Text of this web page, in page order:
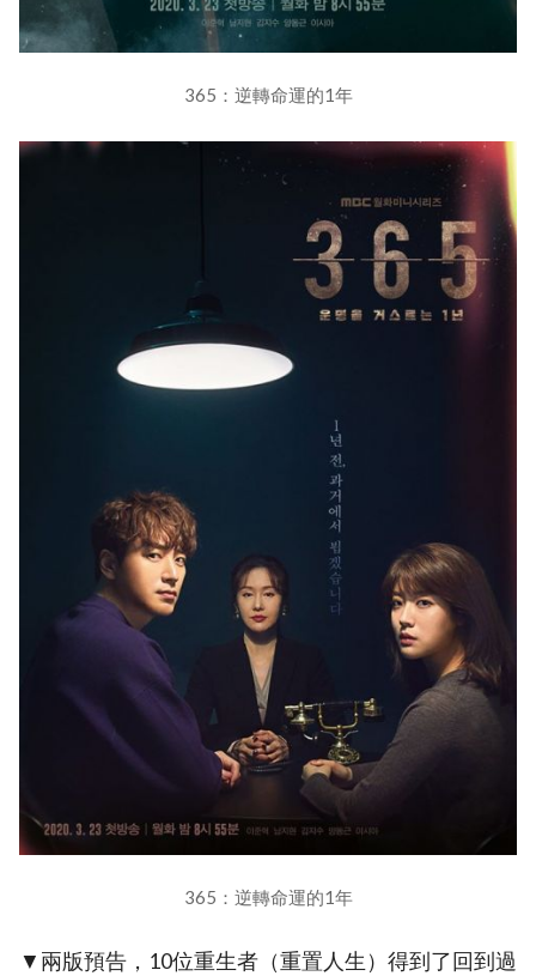
365：逆轉命運的1年
365：逆轉命運的1年
▼兩版預告，10位重生者（重置人生）得到了回到過